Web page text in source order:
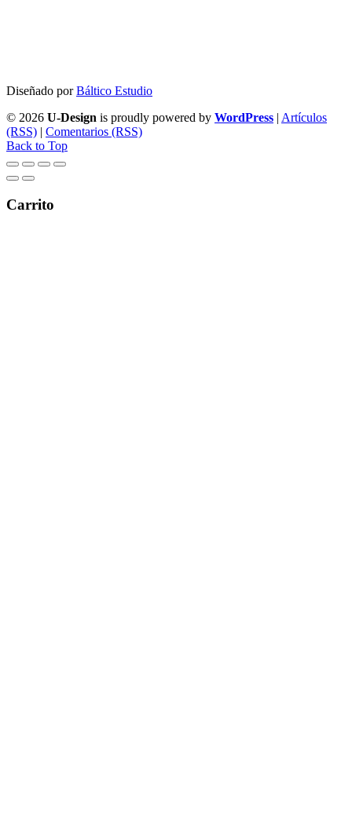
Diseñado porBáltico Estudio
© 2026 U-Design is proudly powered by WordPress | Artículos
(RSS) | Comentarios (RSS)
Back to Top
Carrito